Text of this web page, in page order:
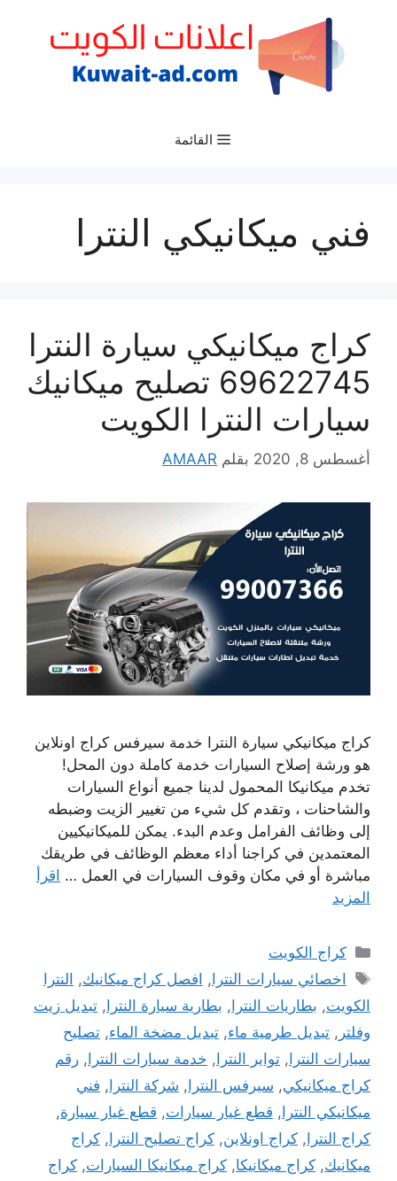
القائمة
فني ميكانيكي النترا
كراج ميكانيكي سيارة النترا
69622745 تصليح ميكانيك
سيارات النترا الكويت
أغسطس 8, 2020 بقلم AMAAR
كراج ميكانيكي سيارة النترا خدمة سيرفس كراج اونلاين
هو ورشة إصلاح السيارات خدمة كاملة دون المحل!
تخدم ميكانيكا المحمول لدينا جميع أنواع السيارات
والشاحنات ، وتقدم كل شيء من تغيير الزيت وضبطه
إلى وظائف الفرامل وعدم البدء. يمكن للميكانيكيين
المعتمدين في كراجنا أداء معظم الوظائف في طريقك
مباشرة أو في مكان وقوف السيارات في العمل … اقرأ
المزيد
التصنيفات
كراج الكويت
الوسوم
اخصائي سيارات النترا, افصل كراج ميكانيك, النترا
الكويت, بطاريات النترا, بطارية سيارة النترا, تبديل زيت
وفلتر , تبديل طرمية ماء, تبديل مضخة الماء, تصليح
سيارات النترا, تواير النترا, خدمة سيارات النترا, رقم
كراج ميكانيكي, سيرفس النترا, شركة النترا, فني
ميكانيكي النترا, قطع غيار سيارات, قطع غيار سيارة,
كراج النترا, كراج اونلاين, كراج تصليح النترا, كراج
ميكانيك, كراج ميكانيكا, كراج ميكانيكا السيارات, كراج